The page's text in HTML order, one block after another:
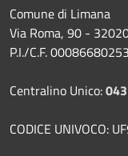
Comune di Limana
Via Roma, 90 -
P.I./C.F. 00086680253
Centralino Unico:
CODICE UNIVOCO: